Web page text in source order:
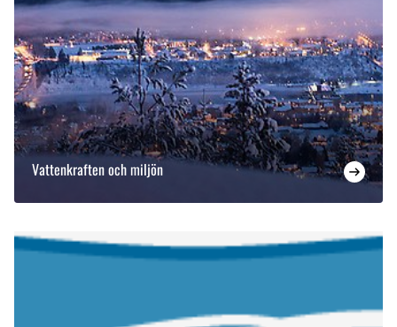
Vattenkraften och miljön